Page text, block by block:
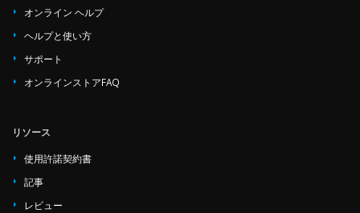
オンライン ヘルプ
ヘルプと使い方
サポート
オンラインストアFAQ
リソース
使用許諾契約書
記事
レビュー